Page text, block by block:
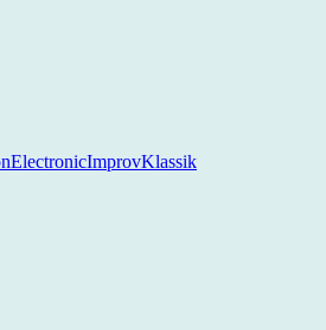
ElectronicImprovKlassik